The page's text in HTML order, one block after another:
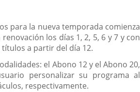
para la nueva temporada comienza
los días 1, 2, 5, 6 y 7 y con
a partir del día 12.
el Abono 12 y el Abono 20,
personalizar su programa al
respectivamente.